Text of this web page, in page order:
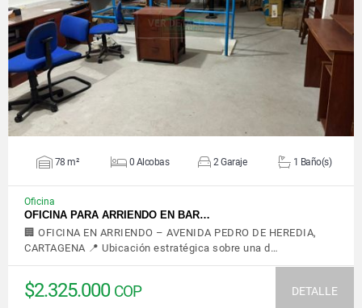
VER DETALLES
78 m² 0 Alcobas 2 Garaje 1 Baño(s)
Oficina
OFICINA PARA ARRIENDO EN BAR…
🏢 OFICINA EN ARRIENDO – AVENIDA PEDRO DE HEREDIA,
CARTAGENA 📍 Ubicación estratégica sobre una d…
$2.325.000 COP DETALLE